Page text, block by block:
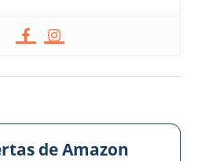
de Amazon